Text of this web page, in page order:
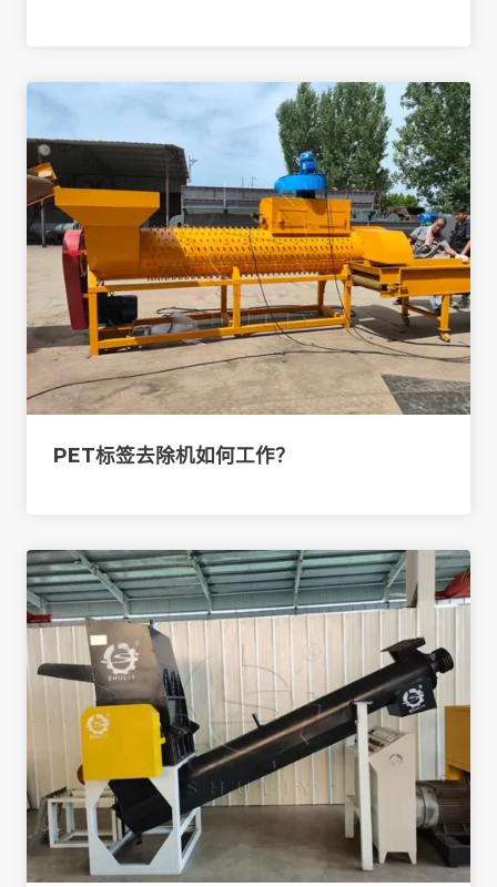
PET标签去除机如何工作？